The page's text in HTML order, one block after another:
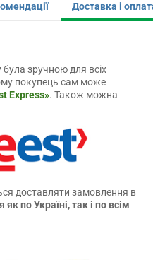
Доставка і
зручною для всіх
покупець сам може
Express». Також можна
доставляти замовлення в
по Україні, так і по всім